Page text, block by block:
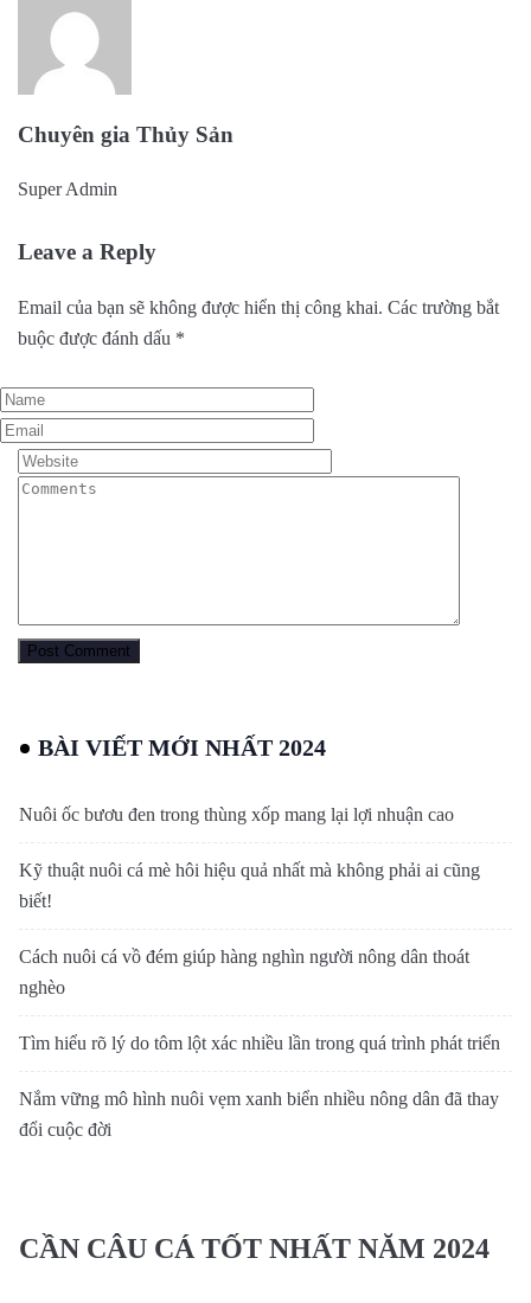
Chuyên gia Thủy Sản
Super Admin
Leave a Reply
Email của bạn sẽ không được hiển thị công khai. Các trường bắt
buộc được đánh dấu *
BÀI VIẾT MỚI NHẤT 2024
Nuôi ốc bươu đen trong thùng xốp mang lại lợi nhuận cao
Kỹ thuật nuôi cá mè hôi hiệu quả nhất mà không phải ai cũng
biết!
Cách nuôi cá vồ đém giúp hàng nghìn người nông dân thoát
nghèo
Tìm hiểu rõ lý do tôm lột xác nhiều lần trong quá trình phát triển
Nắm vững mô hình nuôi vẹm xanh biển nhiều nông dân đã thay
đổi cuộc đời
CẦN CÂU CÁ TỐT NHẤT NĂM 2024